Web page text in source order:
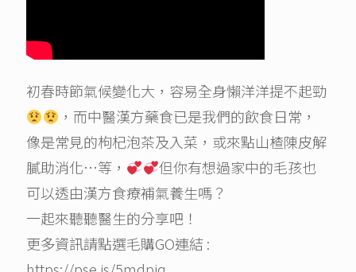
初春時節氣候變化大，容易全身懶洋洋提不起勁
，而中醫漢方藥食已是我們的飲食日常，
像是常見的枸杞泡茶及入菜，或來點山楂陳皮解
膩助消化…等，
但你有想過家中的毛孩也
可以透由漢方食療補氣養生嗎？
一起來聽聽醫生的分享吧！
更多資訊請點選毛購GO連結 :